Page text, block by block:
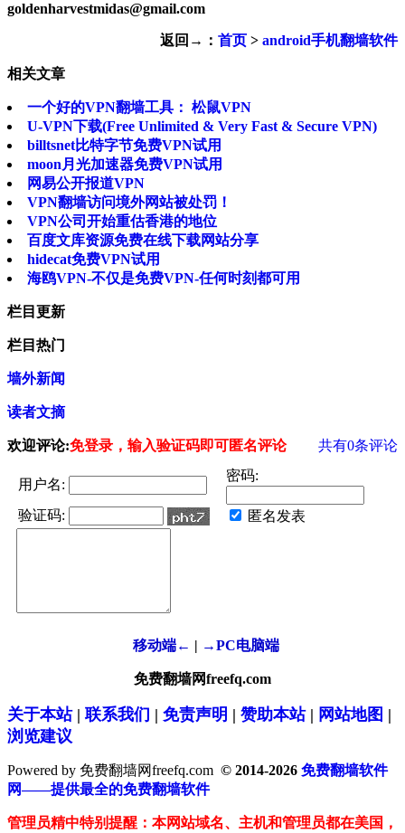
goldenharvestmidas@gmail.com
返回→： 首页 > android手机翻墙软件
相关文章
一个好的VPN翻墙工具： 松鼠VPN
U-VPN下载(Free Unlimited & Very Fast & Secure VPN)
billtsnet比特字节免费VPN试用
moon月光加速器免费VPN试用
网易公开报道VPN
VPN翻墙访问境外网站被处罚！
VPN公司开始重估香港的地位
百度文库资源免费在线下载网站分享
hidecat免费VPN试用
海鸥VPN-不仅是免费VPN-任何时刻都可用
栏目更新
栏目热门
墙外新闻
读者文摘
欢迎评论:免登录，输入验证码即可匿名评论 共有0条评论
用户名:
密码:
验证码: 匿名发表
移动端← | →PC电脑端
免费翻墙网freefq.com
关于本站| 联系我们 | 免责声明 | 赞助本站| 网站地图 |
浏览建议
Powered by 免费翻墙网freefq.com © 2014-2026 免费翻墙软件
网——提供最全的免费翻墙软件
管理员精中特别提醒：本网站域名、主机和管理员都在美国，